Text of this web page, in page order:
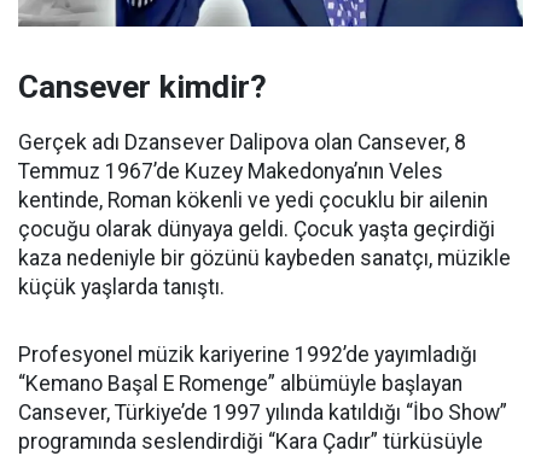
Cansever kimdir?
Gerçek adı Dzansever Dalipova olan Cansever, 8
Temmuz 1967’de Kuzey Makedonya’nın Veles
kentinde, Roman kökenli ve yedi çocuklu bir ailenin
çocuğu olarak dünyaya geldi. Çocuk yaşta geçirdiği
kaza nedeniyle bir gözünü kaybeden sanatçı, müzikle
küçük yaşlarda tanıştı.
Profesyonel müzik kariyerine 1992’de yayımladığı
“Kemano Başal E Romenge” albümüyle başlayan
Cansever, Türkiye’de 1997 yılında katıldığı “İbo Show”
programında seslendirdiği “Kara Çadır” türküsüyle